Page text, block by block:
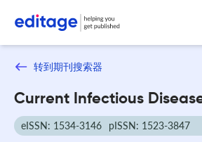
转到期刊搜索器
Current Infectious
eISSN: 1534-3146 pISSN: 1523-3847